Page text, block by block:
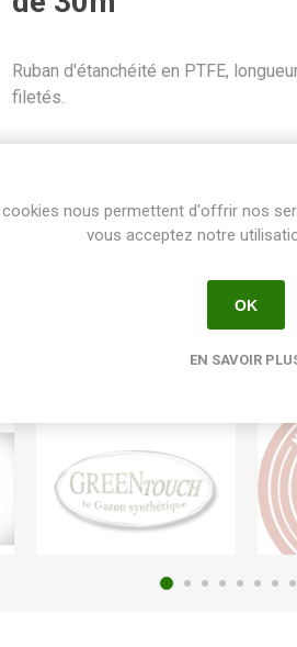
Ruban d'étanchéité en PTFE,
filetés.
nous permettent d'offrir nos
vous acceptez notre
OK
EN SAVOIR